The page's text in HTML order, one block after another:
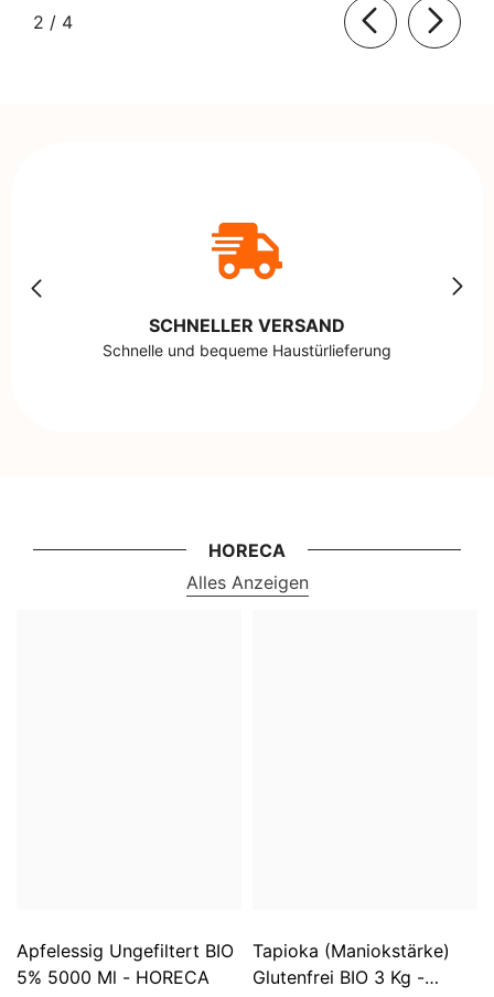
2 / von
4
SCHNELLER VERSAND
Schnelle und bequeme Haustürlieferung
HORECA
Alles Anzeigen
Apfelessig Ungefiltert BIO
5% 5000 Ml - HORECA
Tapioka (Maniokstärke)
Glutenfrei BIO 3 Kg -